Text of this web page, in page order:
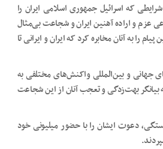
که اسرائیل جمهوری اسلامی ایران را
عزم و اراده آهنین ایران و شجاعت بی‌مثال
را به آنان مخابره کرد که ایران و ایرانی تا
جهانی و بین‌المللی واکنش‌های مختلفی به
بیانگر بهت‌زدگی و تعجب آنان از این شجاعت
دعوت ایشان را با حضور میلیونی خود